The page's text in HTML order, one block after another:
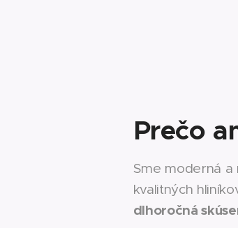
Prečo
Sme moderná
kvalitných
dlhoročná